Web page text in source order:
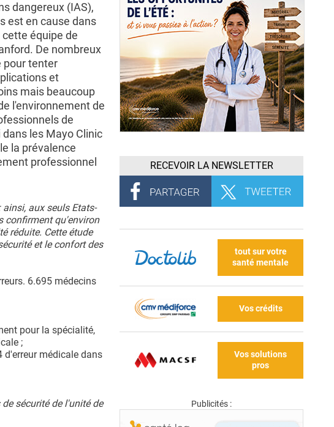
dangereux (IAS),
est en cause dans
cette équipe de
De nombreux
pour tenter
et
mais beaucoup
l'environnement de
de
les Mayo Clinic
la prévalence
professionnel
aux seuls Etats-
confirment qu'environ
réduite. Cette étude
et le confort des
6.695 médecins
pour la spécialité,
;
d'erreur médicale dans
sécurité de l'unité de
RECEVOIR LA NEWSLETTER
tout sur votre
santé mentale
Vos crédits
Vos solutions
pros
Publicités :